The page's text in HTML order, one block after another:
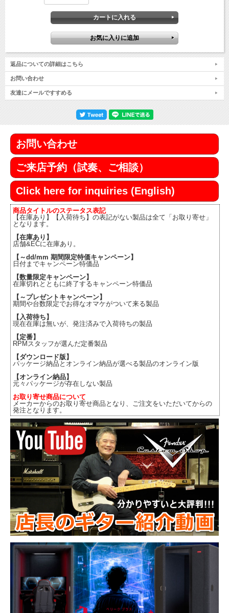
返品についての詳細はこちら
お問い合わせ
友達にメールですすめる
お問い合わせ
ご来店予約（試奏、ご相談）
Click here for inquiries (English)
商品タイトルのステータス表記
【在庫あり】【入荷待ち】の表記がない製品は全て「お取り寄せ」
となります。
【在庫あり】
店舗&ECに在庫あり。
【～dd/mm 期間限定特価キャンペーン】
日付までキャンペーン特価品
【数量限定キャンペーン】
在庫切れとともに終了するキャンペーン特価品
【～プレゼントキャンペーン】
期間や台数限定でお得なオマケがついて来る製品
【入荷待ち】
現在在庫は無いが、発注済みで入荷待ちの製品
【定番】
RPMスタッフが選んだ定番製品
【ダウンロード版】
パッケージ納品とオンライン納品が選べる製品のオンライン版
【オンライン納品】
元々パッケージが存在しない製品
お取り寄せ商品について
メーカーからのお取り寄せ商品となり、ご注文をいただいてからの
発注となります。